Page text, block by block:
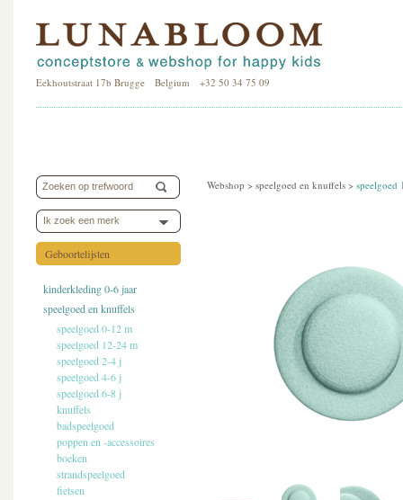
Eekhoutstraat 17b Brugge Belgium +32 50 34 75 09
Ik zoek een merk
Geboortelijsten
kinderkleding 0-6 jaar
speelgoed en knuffels
speelgoed 0-12 m
speelgoed 12-24 m
speelgoed 2-4 j
speelgoed 4-6 j
speelgoed 6-8 j
knuffels
badspeelgoed
poppen en -accessoires
boeken
strandspeelgoed
fietsen
Webshop > speelgoed en knuffels > speelgoed